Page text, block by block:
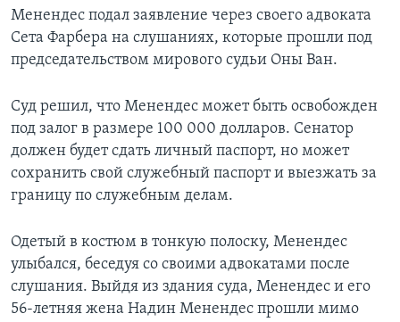
Менендес подал заявление через своего адвоката
Сета Фарбера на слушаниях, которые прошли под
председательством мирового судьи Оны Ван.
Суд решил, что Менендес может быть освобожден
под залог в размере 100 000 долларов. Сенатор
должен будет сдать личный паспорт, но может
сохранить свой служебный паспорт и выезжать за
границу по служебным делам.
Одетый в костюм в тонкую полоску, Менендес
улыбался, беседуя со своими адвокатами после
слушания. Выйдя из здания суда, Менендес и его
56-летняя жена Надин Менендес прошли мимо